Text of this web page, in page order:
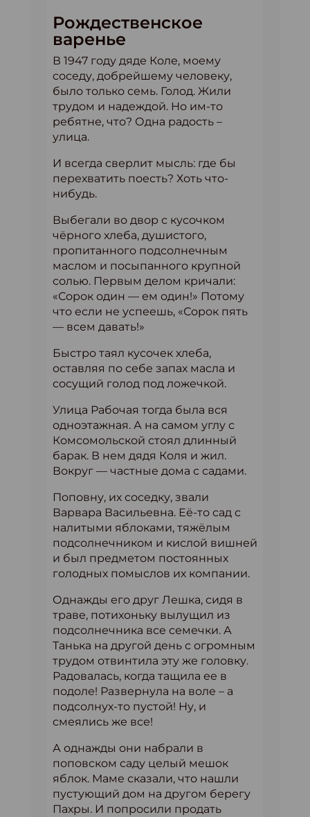
Рождественское
варенье
В 1947 году дяде Коле, моему
соседу, добрейшему человеку,
было только семь. Голод. Жили
трудом и надеждой. Но им-то
ребятне, что? Одна радость –
улица.
И всегда сверлит мысль: где бы
перехватить поесть? Хоть что-
нибудь.
Выбегали во двор с кусочком
чёрного хлеба, душистого,
пропитанного подсолнечным
маслом и посыпанного крупной
солью. Первым делом кричали:
«Сорок один — ем один!» Потому
что если не успеешь, «Сорок пять
— всем давать!»
Быстро таял кусочек хлеба,
оставляя по себе запах масла и
сосущий голод под ложечкой.
Улица Рабочая тогда была вся
одноэтажная. А на самом углу с
Комсомольской стоял длинный
барак. В нем дядя Коля и жил.
Вокруг — частные дома с садами.
Поповну, их соседку, звали
Варвара Васильевна. Её-то сад с
налитыми яблоками, тяжёлым
подсолнечником и кислой вишней
и был предметом постоянных
голодных помыслов их компании.
Однажды его друг Лешка, сидя в
траве, потихоньку вылущил из
подсолнечника все семечки. А
Танька на другой день с огромным
трудом отвинтила эту же головку.
Радовалась, когда тащила ее в
подоле! Развернула на воле – а
подсолнух-то пустой! Ну, и
смеялись же все!
А однажды они набрали в
поповском саду целый мешок
яблок. Маме сказали, что нашли
пустующий дом на другом берегу
Пахры. И попросили продать